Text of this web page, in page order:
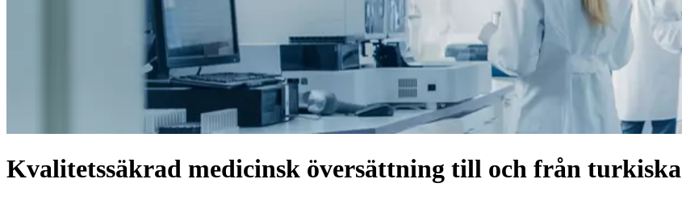
Kvalitetssäkrad medicinsk översättning till och från turkiska